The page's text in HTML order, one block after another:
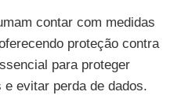
contar com medidas
proteção contra
para proteger
evitar perda de dados.